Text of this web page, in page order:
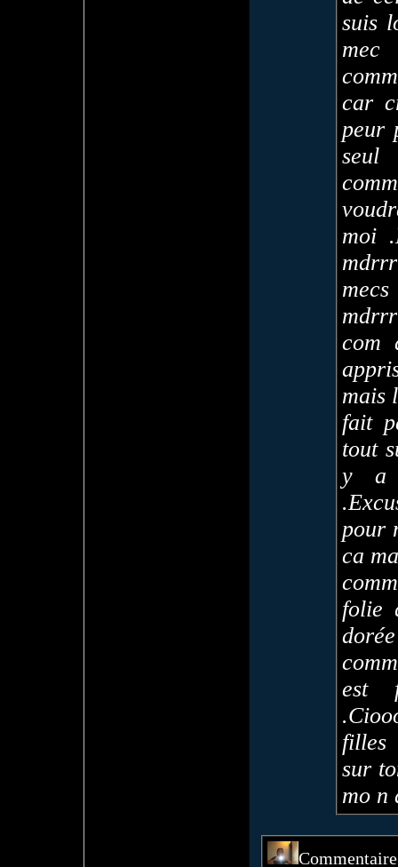
suis
mec
car
peur
seul
moi
com
mais
fait
tout
y a
pour
ca
folie
est
filles
sur
mo n